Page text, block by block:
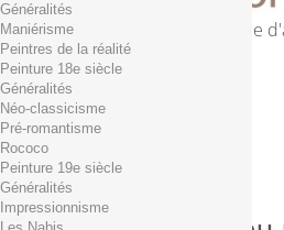
Première librairie
Panier (vide)
Aucun produit
0,01€ dès 29€ d'achat
0,00 € Total
Commander
Généralités
Maniérisme
Peintres de la réalité
Peinture 18e siècle
Généralités
Néo-classicisme
Pré-romantisme
Rococo
Peinture 19e siècle
Généralités
Impressionnisme